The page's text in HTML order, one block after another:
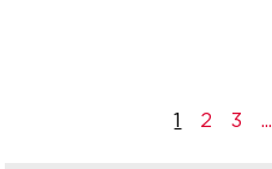
1 2 3 ...